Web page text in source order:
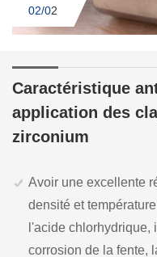
02/02
Caractéristique
application des
zirconium
Avoir une excellente
densité et
l'acide chlorhydrique,
corrosion de la fente,